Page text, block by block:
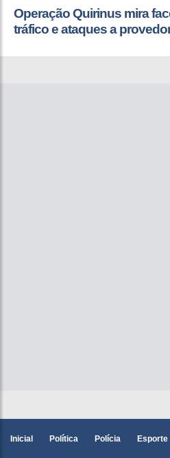
Operação Quirinus mira
tráfico e ataques a
Inicial Política Polícia Esporte